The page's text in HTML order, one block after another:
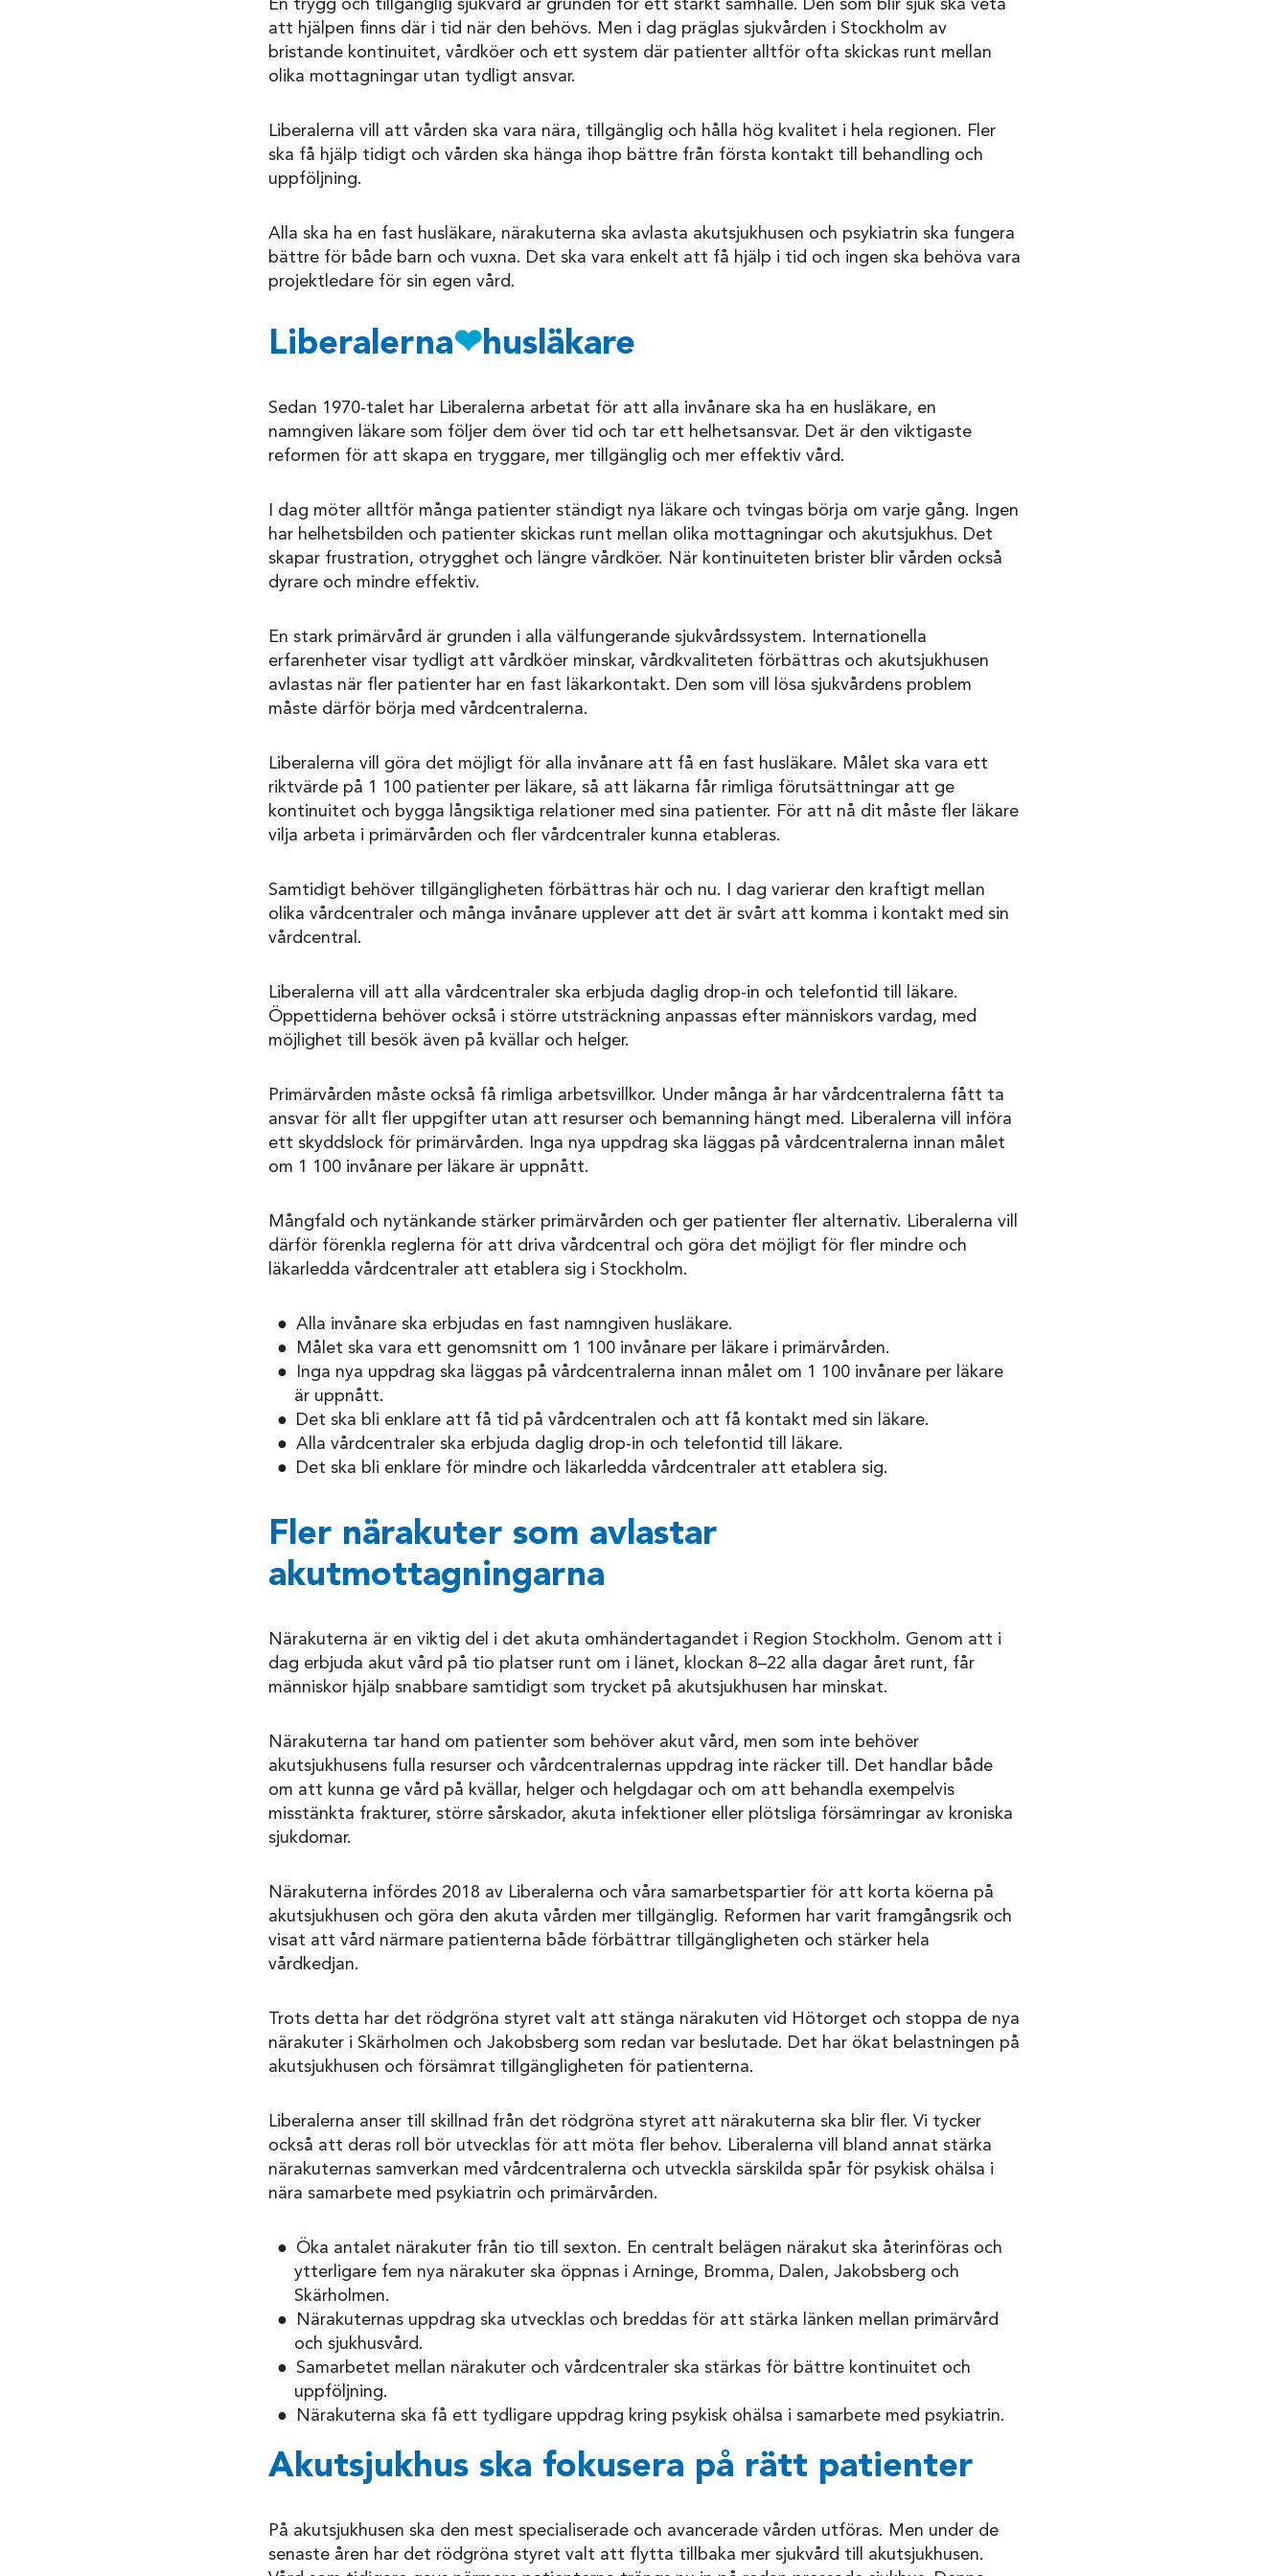
En trygg och tillgänglig sjukvård är grunden för ett starkt samhälle. Den som blir sjuk ska veta
att hjälpen finns där i tid när den behövs. Men i dag präglas sjukvården i Stockholm av
bristande kontinuitet, vårdköer och ett system där patienter alltför ofta skickas runt mellan
olika mottagningar utan tydligt ansvar.
Liberalerna vill att vården ska vara nära, tillgänglig och hålla hög kvalitet i hela regionen. Fler
ska få hjälp tidigt och vården ska hänga ihop bättre från första kontakt till behandling och
uppföljning.
Alla ska ha en fast husläkare, närakuterna ska avlasta akutsjukhusen och psykiatrin ska fungera
bättre för både barn och vuxna. Det ska vara enkelt att få hjälp i tid och ingen ska behöva vara
projektledare för sin egen vård.
Liberalerna❤husläkare
Sedan 1970-talet har Liberalerna arbetat för att alla invånare ska ha en husläkare, en
namngiven läkare som följer dem över tid och tar ett helhetsansvar. Det är den viktigaste
reformen för att skapa en tryggare, mer tillgänglig och mer effektiv vård.
I dag möter alltför många patienter ständigt nya läkare och tvingas börja om varje gång. Ingen
har helhetsbilden och patienter skickas runt mellan olika mottagningar och akutsjukhus. Det
skapar frustration, otrygghet och längre vårdköer. När kontinuiteten brister blir vården också
dyrare och mindre effektiv.
En stark primärvård är grunden i alla välfungerande sjukvårdssystem. Internationella
erfarenheter visar tydligt att vårdköer minskar, vårdkvaliteten förbättras och akutsjukhusen
avlastas när fler patienter har en fast läkarkontakt. Den som vill lösa sjukvårdens problem
måste därför börja med vårdcentralerna.
Liberalerna vill göra det möjligt för alla invånare att få en fast husläkare. Målet ska vara ett
riktvärde på 1 100 patienter per läkare, så att läkarna får rimliga förutsättningar att ge
kontinuitet och bygga långsiktiga relationer med sina patienter. För att nå dit måste fler läkare
vilja arbeta i primärvården och fler vårdcentraler kunna etableras.
Samtidigt behöver tillgängligheten förbättras här och nu. I dag varierar den kraftigt mellan
olika vårdcentraler och många invånare upplever att det är svårt att komma i kontakt med sin
vårdcentral.
Liberalerna vill att alla vårdcentraler ska erbjuda daglig drop-in och telefontid till läkare.
Öppettiderna behöver också i större utsträckning anpassas efter människors vardag, med
möjlighet till besök även på kvällar och helger.
Primärvården måste också få rimliga arbetsvillkor. Under många år har vårdcentralerna fått ta
ansvar för allt fler uppgifter utan att resurser och bemanning hängt med. Liberalerna vill införa
ett skyddslock för primärvården. Inga nya uppdrag ska läggas på vårdcentralerna innan målet
om 1 100 invånare per läkare är uppnått.
Mångfald och nytänkande stärker primärvården och ger patienter fler alternativ. Liberalerna vill
därför förenkla reglerna för att driva vårdcentral och göra det möjligt för fler mindre och
läkarledda vårdcentraler att etablera sig i Stockholm.
Alla invånare ska erbjudas en fast namngiven husläkare.
Målet ska vara ett genomsnitt om 1 100 invånare per läkare i primärvården.
Inga nya uppdrag ska läggas på vårdcentralerna innan målet om 1 100 invånare per läkare
är uppnått.
Det ska bli enklare att få tid på vårdcentralen och att få kontakt med sin läkare.
Alla vårdcentraler ska erbjuda daglig drop-in och telefontid till läkare.
Det ska bli enklare för mindre och läkarledda vårdcentraler att etablera sig.
Fler närakuter som avlastar
akutmottagningarna
Närakuterna är en viktig del i det akuta omhändertagandet i Region Stockholm. Genom att i
dag erbjuda akut vård på tio platser runt om i länet, klockan 8–22 alla dagar året runt, får
människor hjälp snabbare samtidigt som trycket på akutsjukhusen har minskat.
Närakuterna tar hand om patienter som behöver akut vård, men som inte behöver
akutsjukhusens fulla resurser och vårdcentralernas uppdrag inte räcker till. Det handlar både
om att kunna ge vård på kvällar, helger och helgdagar och om att behandla exempelvis
misstänkta frakturer, större sårskador, akuta infektioner eller plötsliga försämringar av kroniska
sjukdomar.
Närakuterna infördes 2018 av Liberalerna och våra samarbetspartier för att korta köerna på
akutsjukhusen och göra den akuta vården mer tillgänglig. Reformen har varit framgångsrik och
visat att vård närmare patienterna både förbättrar tillgängligheten och stärker hela
vårdkedjan.
Trots detta har det rödgröna styret valt att stänga närakuten vid Hötorget och stoppa de nya
närakuter i Skärholmen och Jakobsberg som redan var beslutade. Det har ökat belastningen på
akutsjukhusen och försämrat tillgängligheten för patienterna.
Liberalerna anser till skillnad från det rödgröna styret att närakuterna ska blir fler. Vi tycker
också att deras roll bör utvecklas för att möta fler behov. Liberalerna vill bland annat stärka
närakuternas samverkan med vårdcentralerna och utveckla särskilda spår för psykisk ohälsa i
nära samarbete med psykiatrin och primärvården.
Öka antalet närakuter från tio till sexton. En centralt belägen närakut ska återinföras och
ytterligare fem nya närakuter ska öppnas i Arninge, Bromma, Dalen, Jakobsberg och
Skärholmen.
Närakuternas uppdrag ska utvecklas och breddas för att stärka länken mellan primärvård
och sjukhusvård.
Samarbetet mellan närakuter och vårdcentraler ska stärkas för bättre kontinuitet och
uppföljning.
Närakuterna ska få ett tydligare uppdrag kring psykisk ohälsa i samarbete med psykiatrin.
Akutsjukhus ska fokusera på rätt patienter
På akutsjukhusen ska den mest specialiserade och avancerade vården utföras. Men under de
senaste åren har det rödgröna styret valt att flytta tillbaka mer sjukvård till akutsjukhusen.